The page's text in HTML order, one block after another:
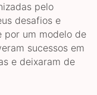
pelo
desafios e
por um modelo de
sucessos em
e deixaram de